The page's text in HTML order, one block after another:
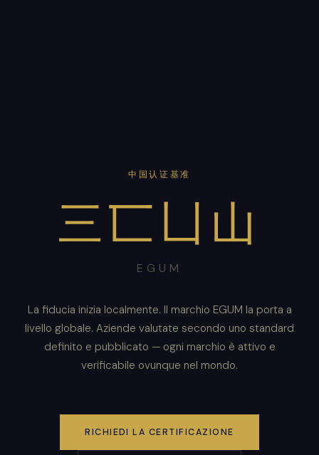
中国认证基准
三匸凵山
EGUM
La fiducia inizia localmente. Il marchio EGUM la porta a
livello globale. Aziende valutate secondo uno standard
definito e pubblicato — ogni marchio è attivo e
verificabile ovunque nel mondo.
RICHIEDI LA CERTIFICAZIONE